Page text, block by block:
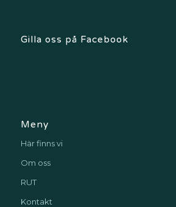
Gilla oss på Facebook
Meny
Här finns vi
Om oss
RUT
Kontakt